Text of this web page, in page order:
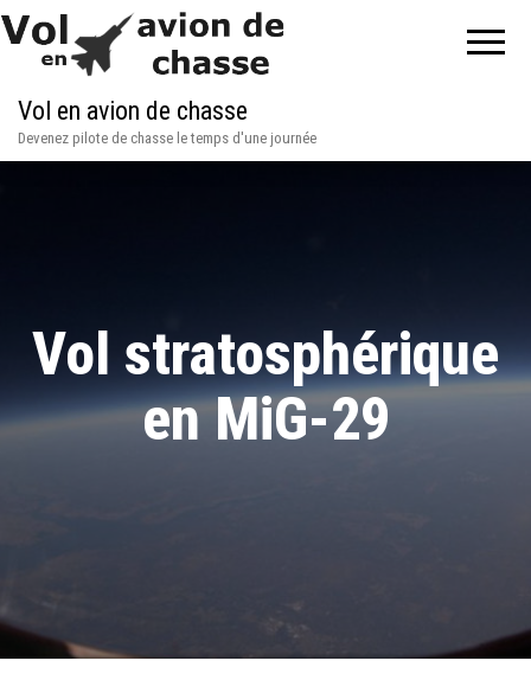
Vol en avion de chasse
Devenez pilote de chasse le temps d'une journée
Vol stratosphérique
en MiG-29